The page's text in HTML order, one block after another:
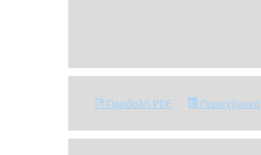
Προβολή PDF Περιεχόμενα